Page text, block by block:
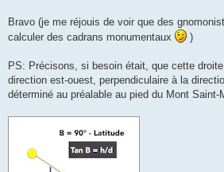
Bravo (je me réjouis de voir que des
calculer des cadrans monumentaux
)
PS: Précisons, si besoin était, que cette
direction est-ouest, perpendiculaire à la
déterminé au préalable au pied du Mont Saint-